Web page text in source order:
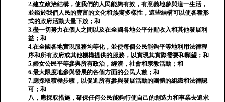
2.建立政治結構，使我們的人民能夠有效，有意義地參與這一生活，
並鑑於我們人民的豐富的文化和族裔多樣性，這些結構可以使各種形
式的政府活動大量下放；和
3.盡一切努力在個人之間以及在全國各地公平分配收入和其他發展利
益；和
4.在全國各地實現服務均等化，並使每個公民能夠平等地利用法律程
序和所有政府或其他機構提供的服務，以實現其實際需要和願望；和
5.婦女公民平等參與所有政治，經濟，社會和宗教活動；和
6.最大限度地參與發展的各個方面的公民人數；和
7.應採取積極步驟，以促進所有參與發展活動的團體的組織和法律認
可；和
八，應採取措施，確保任何公民能夠行使自己的創造力和事業去追求